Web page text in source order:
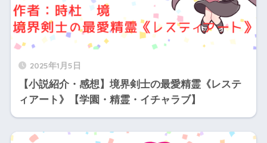
2025年1月5日
【小説紹介・感想】境界剣士の最愛精霊《レステ
ィアート》【学園・精霊・イチャラブ】